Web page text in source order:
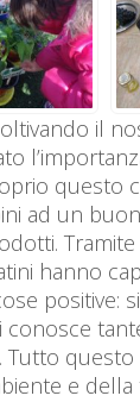
il
questo
ad un
hanno
positive:
conosce
Tutto
e